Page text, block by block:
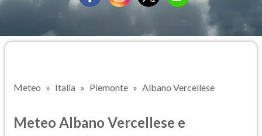
Meteo Italia Piemonte Albano Vercellese
Meteo Albano Vercellese e